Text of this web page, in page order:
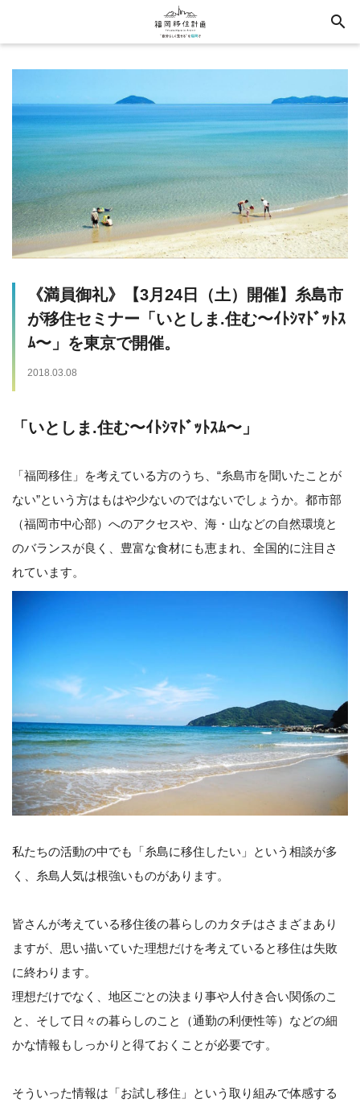
search
《満員御礼》【3月24日（土）開催】糸島市
が移住セミナー「いとしま.住む〜ｲﾄｼﾏﾄﾞｯﾄｽ
ﾑ〜」を東京で開催。
2018.03.08
「いとしま.住む〜ｲﾄｼﾏﾄﾞｯﾄｽﾑ〜」
「福岡移住」を考えている方のうち、“糸島市を聞いたことが
ない”という方はもはや少ないのではないでしょうか。都市部
（福岡市中心部）へのアクセスや、海・山などの自然環境と
のバランスが良く、豊富な食材にも恵まれ、全国的に注目さ
れています。
私たちの活動の中でも「糸島に移住したい」という相談が多
く、糸島人気は根強いものがあります。
皆さんが考えている移住後の暮らしのカタチはさまざまあり
ますが、思い描いていた理想だけを考えていると移住は失敗
に終わります。
理想だけでなく、地区ごとの決まり事や人付き合い関係のこ
と、そして日々の暮らしのこと（通勤の利便性等）などの細
かな情報もしっかりと得ておくことが必要です。
そういった情報は「お試し移住」という取り組みで体感する